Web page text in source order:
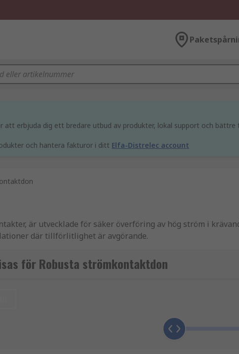
att erbjuda dig ett bredare utbud av produkter, lokal support och bättre
och hantera fakturor i ditt Elfa-Distrelec account
är utvecklade för säker överföring av hög ström i
där tillförlitlighet är avgörande.
till och där både elektrisk och mekanisk stabilitet krävs.
och överhettning. Vi på RS Components erbjuder
för Robusta strömkontaktdon